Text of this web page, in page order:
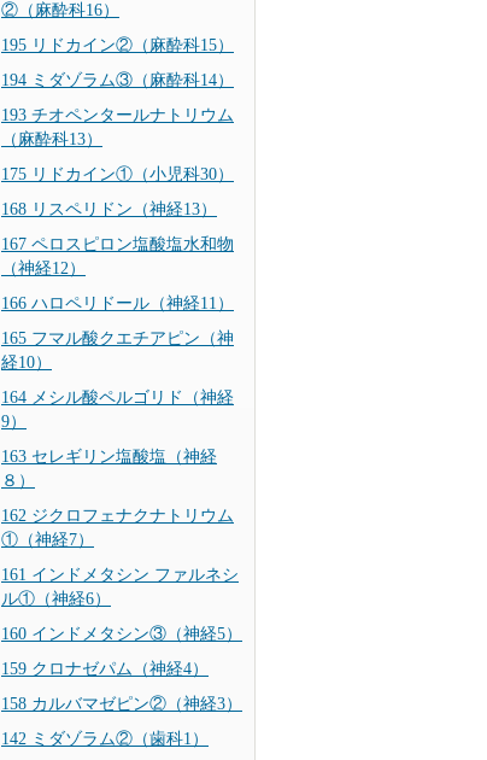
②（麻酔科16）
195 リドカイン②（麻酔科15）
194 ミダゾラム③（麻酔科14）
193 チオペンタールナトリウム
（麻酔科13）
175 リドカイン①（小児科30）
168 リスペリドン（神経13）
167 ペロスピロン塩酸塩水和物
（神経12）
166 ハロペリドール（神経11）
165 フマル酸クエチアピン（神
経10）
164 メシル酸ペルゴリド（神経
9）
163 セレギリン塩酸塩（神経
８）
162 ジクロフェナクナトリウム
①（神経7）
161 インドメタシン ファルネシ
ル①（神経6）
160 インドメタシン③（神経5）
159 クロナゼパム（神経4）
158 カルバマゼピン②（神経3）
142 ミダゾラム②（歯科1）